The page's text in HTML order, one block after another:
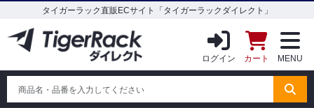
タイガーラック直販ECサイト「タイガーラックダイレクト」
ログイン カート MENU